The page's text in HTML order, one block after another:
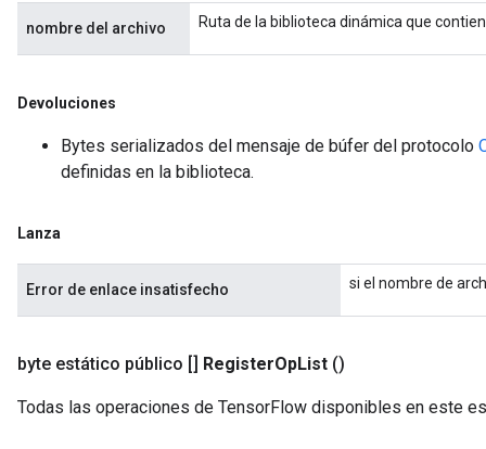
nombre del archivo Ruta de la biblioteca dinámica que
Devoluciones
Bytes serializados del mensaje de búfer del protocolo
definidas en la biblioteca.
Lanza
Error de enlace insatisfecho si el nombre de
byte estático público [] RegisterOpList ()
Todas las operaciones de TensorFlow disponibles en este